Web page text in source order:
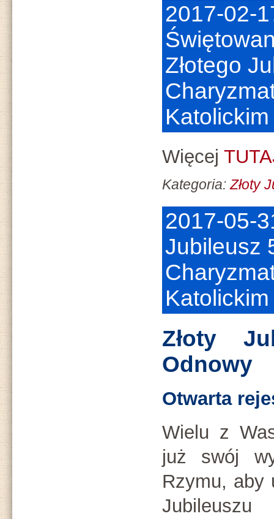
2017-02-
Złotego
Katolickim
Więcej
Kategoria:Złoty
2017-05-
Jubileusz
Katolickim
Złoty
Odnowy
Otwarta
Wielu z
już swój
Rzymu, aby